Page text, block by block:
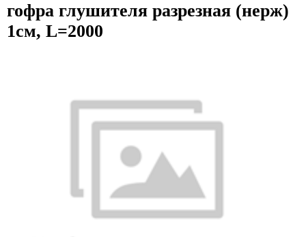
гофра глушителя разрезная (нерж)
1см, L=2000